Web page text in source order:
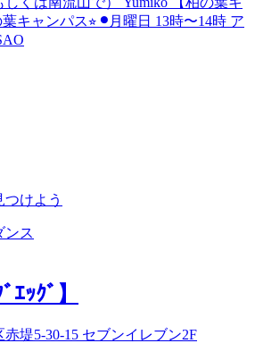
キャンパス⭐︎ ⚫︎月曜日 13時〜14時 ア
けよう
ンス
ｴｯｸﾞ】
堤5-30-15 セブンイレブン2F